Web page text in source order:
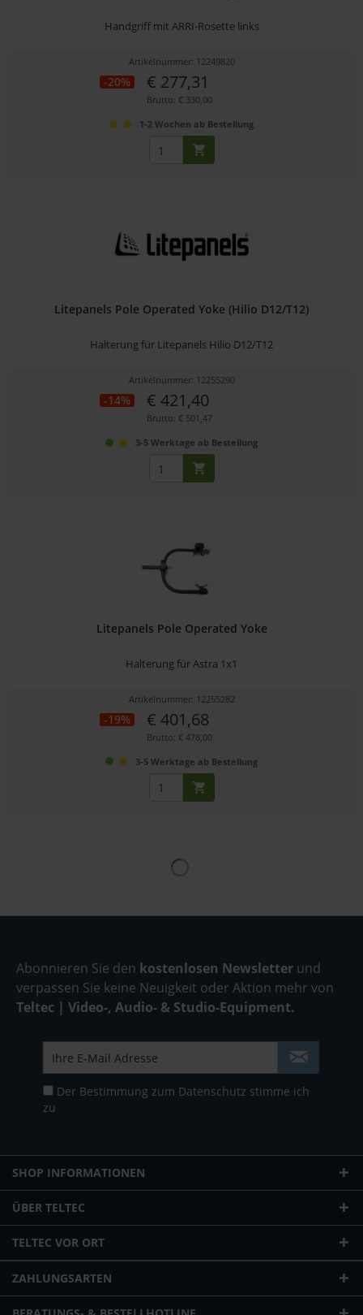
Handgriff mit ARRI-Rosette links
Artikelnummer: 12249820
-20% € 277,31
Brutto: € 330,00
1-2 Wochen ab Bestellung
Litepanels Pole Operated Yoke (Hilio D12/T12)
Halterung für Litepanels Hilio D12/T12
Artikelnummer: 12255290
-14% € 421,40
Brutto: € 501,47
3-5 Werktage ab Bestellung
Litepanels Pole Operated Yoke
Halterung für Astra 1x1
Artikelnummer: 12255282
-19% € 401,68
Brutto: € 478,00
3-5 Werktage ab Bestellung
Abonnieren Sie den kostenlosen Newsletter und
verpassen Sie keine Neuigkeit oder Aktion mehr von
Teltec | Video-, Audio- & Studio-Equipment.
Der Bestimmung zum Datenschutz stimme ich
zu
SHOP INFORMATIONEN
ÜBER TELTEC
TELTEC VOR ORT
ZAHLUNGSARTEN